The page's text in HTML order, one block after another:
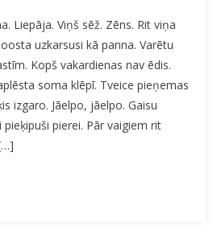
Smaržo
No
Ziediem
Liepāja. Viņš sēž. Zēns. Rit viņa
uzkarsusi kā panna. Varētu
Kopš vakardienas nav ēdis.
soma klēpī. Tveice pieņemas
izgaro. Jāelpo, jāelpo. Gaisu
pierei. Pār vaigiem rit